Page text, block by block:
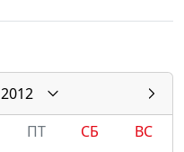
2012
ПТ СБ
ВС